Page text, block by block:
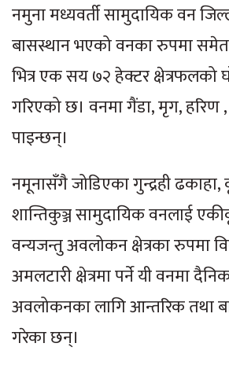
नमुना मध्यवर्ती सामुदायिक वन
बासस्थान भएको वनका रुपमा समेत
भित्र एक सय ७२ हेक्टर क्षेत्रफलको
गरिएको छ। वनमा गैंडा, मृग, हरिण
पाइन्छन्।
नमूनासँगै जोडिएका गुन्द्रही
शान्तिकुञ्ज सामुदायिक वनलाई
वन्यजन्तु अवलोकन क्षेत्रका रुपमा
अमलटारी क्षेत्रमा पर्ने यी वनमा
अवलोकनका लागि आन्तरिक तथा
गरेका छन्।